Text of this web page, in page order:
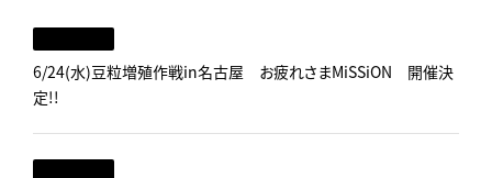
6/24(水)豆粒増殖作戦in名古屋 お疲れさまMiSSiON 開催決
定!!